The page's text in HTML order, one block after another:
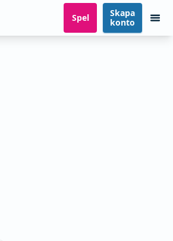
Spel
Skapa
konto